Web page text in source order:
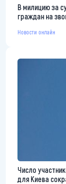
В милицию за
граждан на
Новости онлайн
Число
для Киева